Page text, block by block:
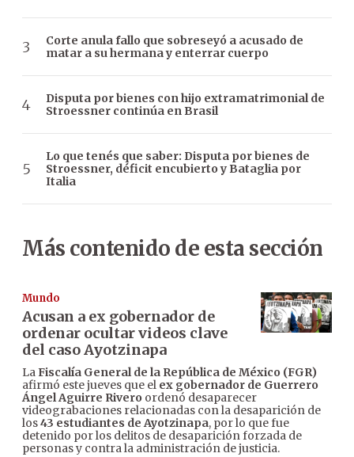
Corte anula fallo que sobreseyó a acusado de
matar a su hermana y enterrar cuerpo
Disputa por bienes con hijo extramatrimonial de
Stroessner continúa en Brasil
Lo que tenés que saber: Disputa por bienes de
Stroessner, déficit encubierto y Bataglia por
Italia
Más contenido de esta sección
Mundo
Acusan a ex gobernador de
ordenar ocultar videos clave
del caso Ayotzinapa
LaFiscalía General de la República de México (FGR)
afirmó este jueves que el ex gobernador de Guerrero
Ángel Aguirre Rivero ordenó desaparecer
videograbaciones relacionadas con la desaparición de
los43 estudiantes de Ayotzinapa, por lo que fue
detenido por los delitos de desaparición forzada de
personas y contra la administración de justicia.